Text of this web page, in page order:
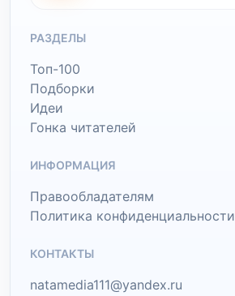
РАЗДЕЛЫ
Топ-100
Подборки
Идеи
Гонка читателей
ИНФОРМАЦИЯ
Правообладателям
Политика конфиденциальности
КОНТАКТЫ
natamedia111@yandex.ru